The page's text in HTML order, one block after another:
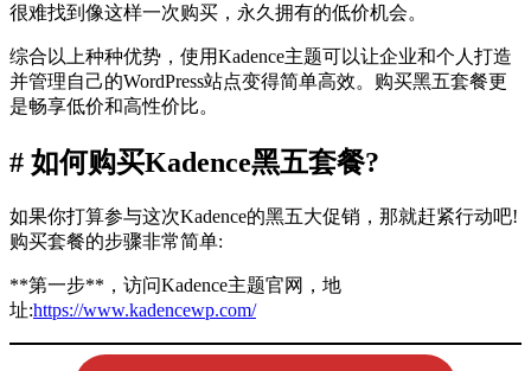
很难找到像这样一次购买，永久拥有的低价机会。
综合以上种种优势，使用Kadence主题可以让企业和个人打造
并管理自己的WordPress站点变得简单高效。购买黑五套餐更
是畅享低价和高性价比。
# 如何购买Kadence黑五套餐?
如果你打算参与这次Kadence的黑五大促销，那就赶紧行动吧!
购买套餐的步骤非常简单:
**第一步**，访问Kadence主题官网，地
址:https://www.kadencewp.com/